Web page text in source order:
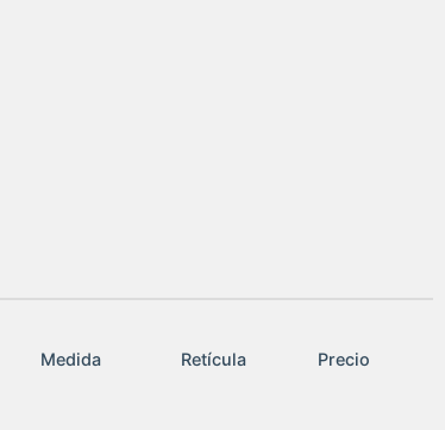
Medida Retícula Precio